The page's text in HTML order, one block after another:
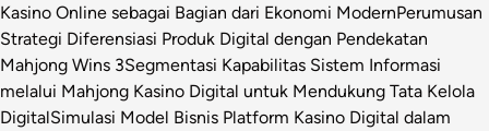
Kasino Online sebagai Bagian dari Ekonomi ModernPerumusan
Strategi Diferensiasi Produk Digital dengan Pendekatan
Mahjong Wins 3Segmentasi Kapabilitas Sistem Informasi
melalui Mahjong Kasino Digital untuk Mendukung Tata Kelola
DigitalSimulasi Model Bisnis Platform Kasino Digital dalam